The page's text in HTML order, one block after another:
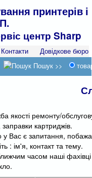
принтерів і
центр Sharp
Контакти Довідкове бюро
Пошук >>
якості ремонту/
картриджів.
Вас є запитання,
: ім'я, контакт та тему.
часом наші фахівці